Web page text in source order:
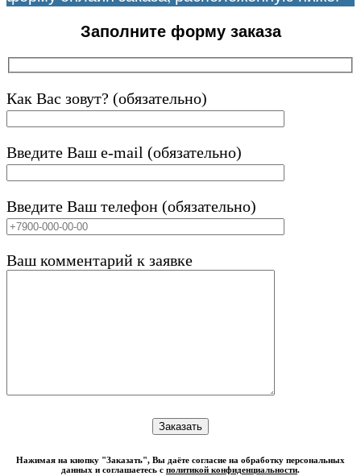
Заполните форму заказа
Как Вас зовут? (обязательно)
Введите Ваш e-mail (обязательно)
Введите Ваш телефон (обязательно)
Ваш комментарий к заявке
Нажимая на кнопку "Заказать", Вы даёте согласие на обработку персональных
данных и соглашаетесь с политикой конфиденциальности.